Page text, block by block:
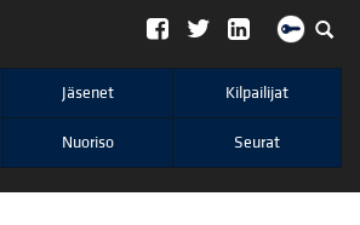
Jäsenet Kilpailijat
Nuoriso Seurat